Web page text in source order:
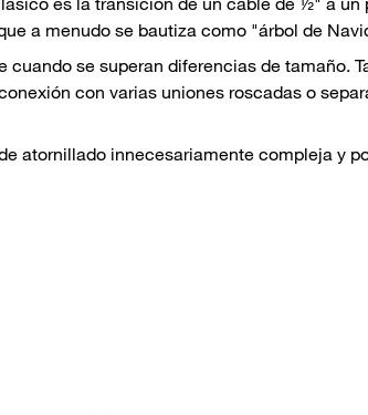
a menudo se bautiza como "árbol de
se superan diferencias de tamaño.
con varias uniones roscadas o
atornillado innecesariamente compleja y